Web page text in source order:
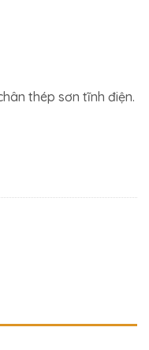
thép sơn tĩnh điện.